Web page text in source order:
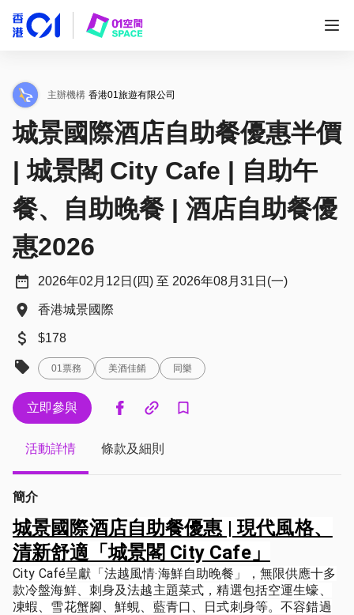
主辦機構 香港01旅遊有限公司
城景國際酒店自助餐優惠半價
| 城景閣 City Cafe | 自助午
餐、自助晚餐 | 酒店自助餐優
惠2026
2026年02月12日(四) 至 2026年08月31日(一)
香港城景國際
$178
01票務 美酒佳餚 同樂
立即參與
活動詳情 條款及細則
簡介
城景國際酒店自助餐優惠 | 現代風格、
清新舒適「城景閣 City Cafe」
City Café呈獻「法越風情‧海鮮自助晚餐」，無限供應十多
款冷盤海鮮、刺身及法越主題菜式，精選包括空運生蠔、
凍蝦、雪花蟹腳、鮮蜆、藍青口、日式刺身等。不容錯過